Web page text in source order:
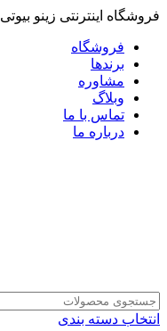
فروشگاه اینترنتی زینو بیوتی
فروشگاه
برندها
مشاوره
وبلاگ
تماس با ما
درباره ما
انتخاب دسته بندی